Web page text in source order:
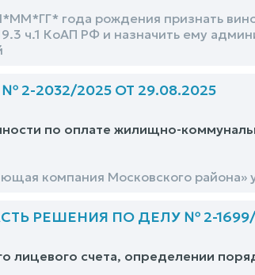
года рождения признать
ч.1 КоАП РФ и назначить ему
2032/2025 ОТ 29.08.2025
по оплате жилищно-
компания Московского района»
РЕШЕНИЯ ПО ДЕЛУ № 2-1699/
лицевого счета, определении